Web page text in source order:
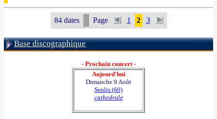
84 dates Page 1 2 3
Base discographique
- Prochain concert -
Aujourd'hui
Dimanche 9 Août
Senlis (60)
cathedrale